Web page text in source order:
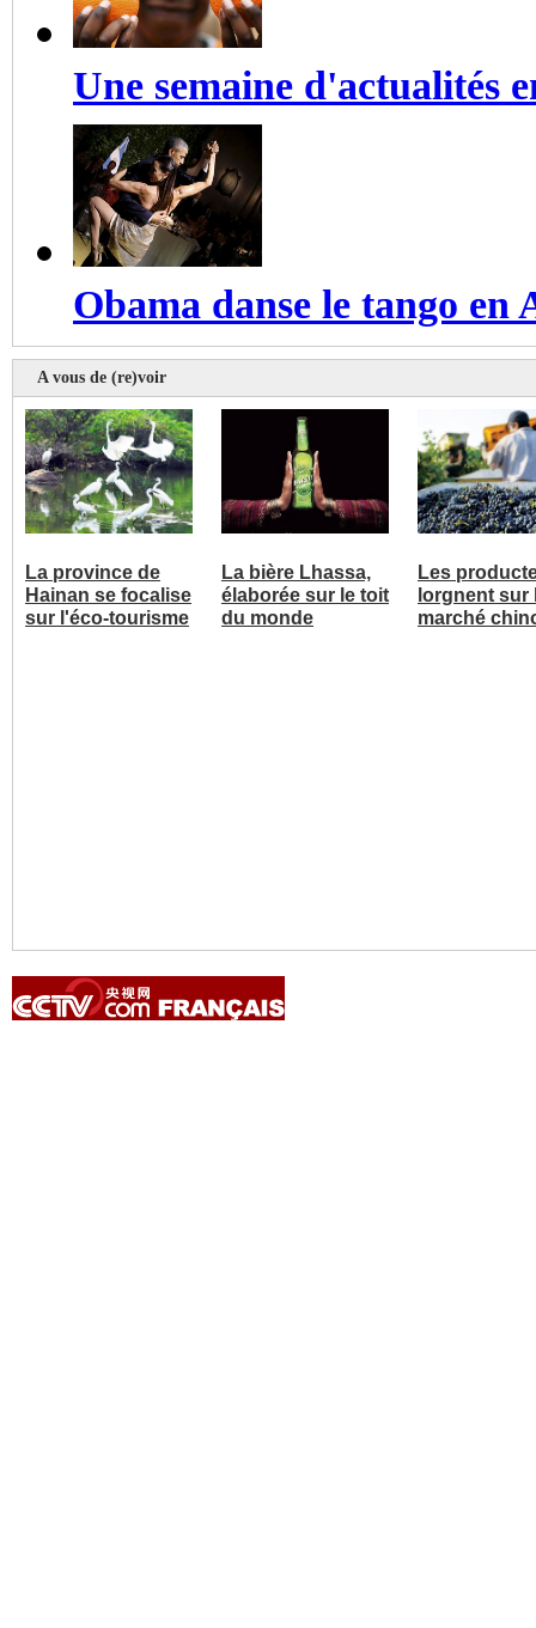
Une semaine d'actualités
Obama danse le tango en
A vous de (re)voir
La province de
Hainan se focalise
sur l'éco-tourisme
La bière Lhassa,
élaborée sur le toit
du monde
Les
lorgnent sur
marché